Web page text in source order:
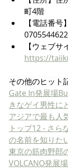
町4階
【電話番
【ウェブサ
https://
その他のヒット
Gate In発展場
きなゲイ男性に
アジアで最も人
トップ12 - さら
の名前を知りた
東京の筋肉野郎
VOLCANO発展場